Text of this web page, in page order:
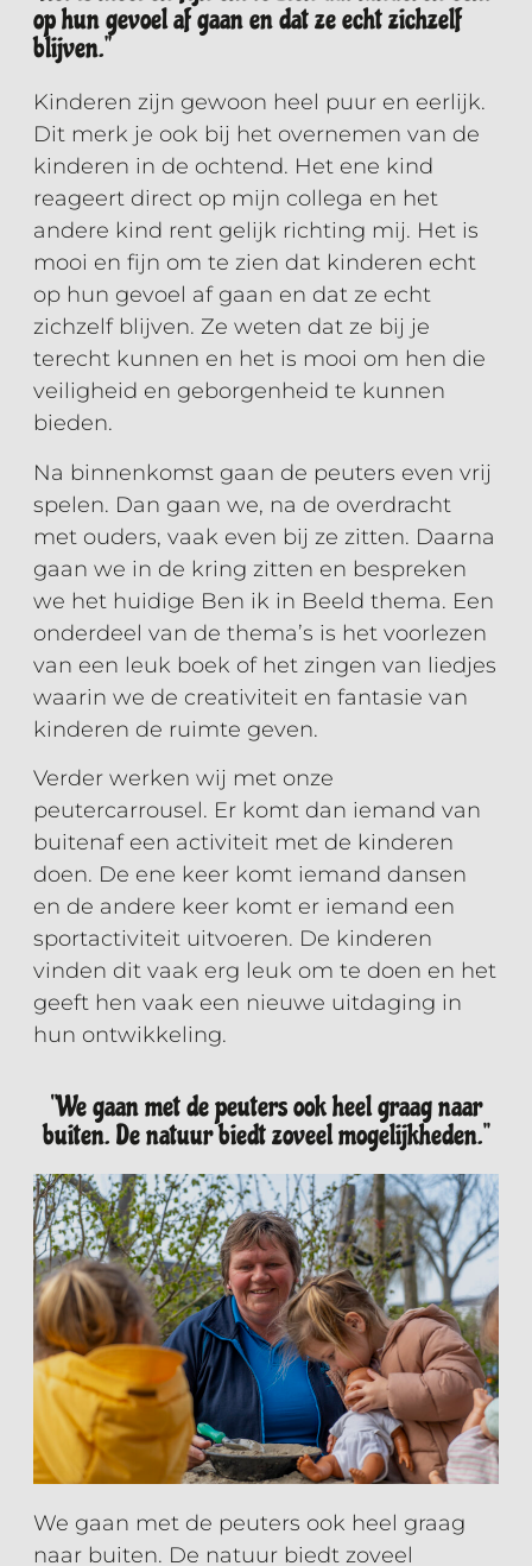
op hun gevoel af gaan en dat ze echt zichzelf
blijven.''
Kinderen zijn gewoon heel puur en eerlijk.
Dit merk je ook bij het overnemen van de
kinderen in de ochtend. Het ene kind
reageert direct op mijn collega en het
andere kind rent gelijk richting mij. Het is
mooi en fijn om te zien dat kinderen echt
op hun gevoel af gaan en dat ze echt
zichzelf blijven. Ze weten dat ze bij je
terecht kunnen en het is mooi om hen die
veiligheid en geborgenheid te kunnen
bieden.
Na binnenkomst gaan de peuters even vrij
spelen. Dan gaan we, na de overdracht
met ouders, vaak even bij ze zitten. Daarna
gaan we in de kring zitten en bespreken
we het huidige Ben ik in Beeld thema. Een
onderdeel van de thema’s is het voorlezen
van een leuk boek of het zingen van liedjes
waarin we de creativiteit en fantasie van
kinderen de ruimte geven.
Verder werken wij met onze
peutercarrousel. Er komt dan iemand van
buitenaf een activiteit met de kinderen
doen. De ene keer komt iemand dansen
en de andere keer komt er iemand een
sportactiviteit uitvoeren. De kinderen
vinden dit vaak erg leuk om te doen en het
geeft hen vaak een nieuwe uitdaging in
hun ontwikkeling.
‘’We gaan met de peuters ook heel graag naar
buiten. De natuur biedt zoveel mogelijkheden.’’
We gaan met de peuters ook heel graag
naar buiten. De natuur biedt zoveel